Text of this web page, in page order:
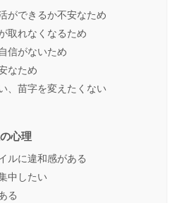
ができるか不安なため
取れなくなるため
信がないため
なため
、苗字を変えたくない
心理
ルに違和感がある
中したい
る